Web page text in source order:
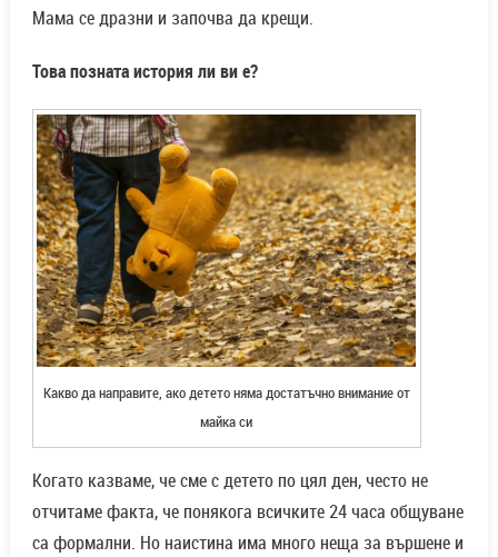
Мама се дразни и започва да крещи.
Това позната история ли ви е?
Какво да направите, ако детето няма достатъчно внимание от
майка си
Когато казваме, че сме с детето по цял ден, често не
отчитаме факта, че понякога всичките 24 часа общуване
са формални. Но наистина има много неща за вършене и